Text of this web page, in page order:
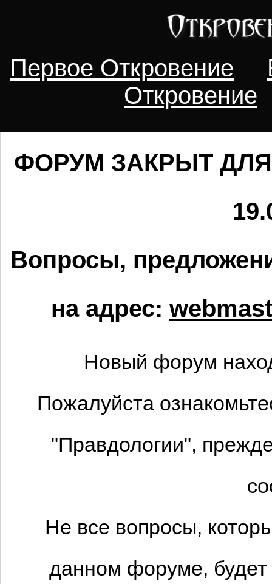
Первое Откровение
Откровение
ФОРУМ ЗАКРЫТ
Вопросы,
на адрес:
Новый форум
Пожалуйста
"Правдологии",
Не все вопросы,
данном форуме,